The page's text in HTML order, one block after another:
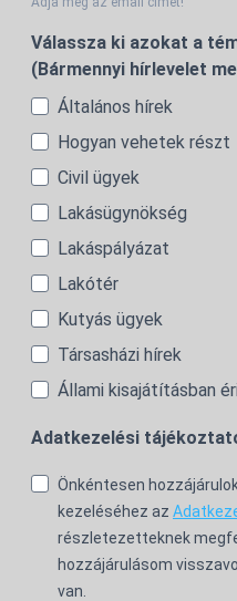
Válassza ki azokat a
(Bármennyi hírlevelet
Általános hírek
Hogyan vehetek részt
Civil ügyek
Lakásügynökség
Lakáspályázat
Lakótér
Kutyás ügyek
Társasházi hírek
Állami kisajátításban
Adatkezelési
Önkéntesen
kezeléséhez az
részletezetteknek
hozzájárulásom
van.